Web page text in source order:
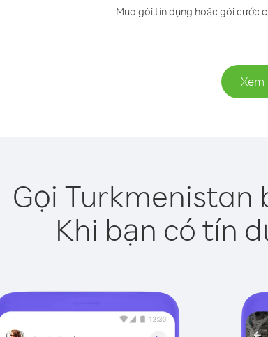
Mua gói tín dụng hoặc gói cước
Xem
Gọi Turkmenistan
Khi bạn có tín